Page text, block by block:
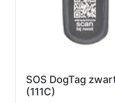
SOS DogTag
(111C)